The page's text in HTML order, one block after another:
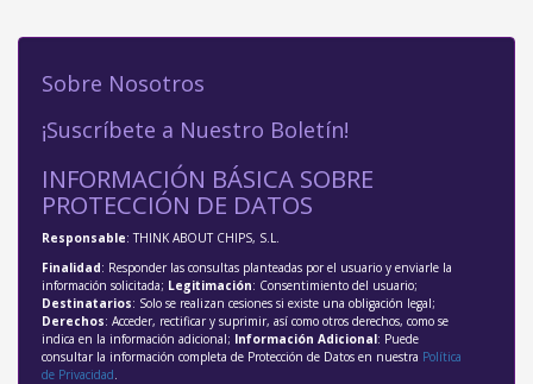
Sobre Nosotros
¡Suscríbete a Nuestro Boletín!
INFORMACIÓN BÁSICA SOBRE
PROTECCIÓN DE DATOS
Responsable: THINK ABOUT CHIPS, S.L.
Finalidad: Responder las consultas planteadas por el usuario y enviarle la
información solicitada; Legitimación: Consentimiento del usuario;
Destinatarios: Solo se realizan cesiones si existe una obligación legal;
Derechos: Acceder, rectificar y suprimir, así como otros derechos, como se
indica en la información adicional; Información Adicional: Puede
consultar la información completa de Protección de Datos en nuestra Política
de Privacidad